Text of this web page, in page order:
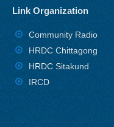
Link Organization
Community Radio
HRDC Chittagong
HRDC Sitakund
IRCD